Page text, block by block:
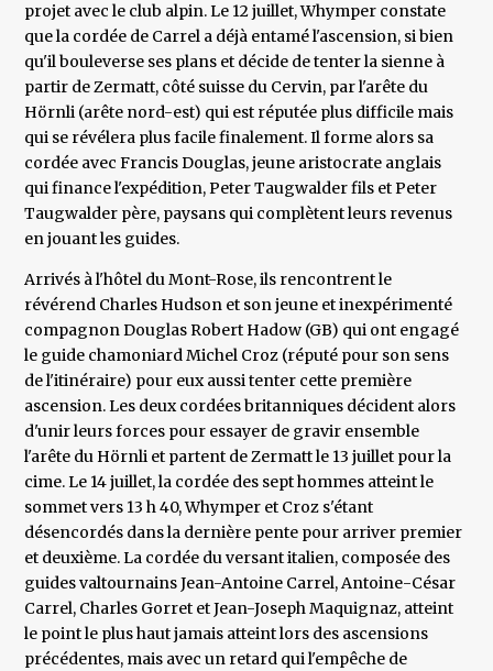
projet avec le club alpin. Le 12 juillet, Whymper constate
que la cordée de Carrel a déjà entamé l'ascension, si bien
qu'il bouleverse ses plans et décide de tenter la sienne à
partir de Zermatt, côté suisse du Cervin, par l'arête du
Hörnli (arête nord-est) qui est réputée plus difficile mais
qui se révélera plus facile finalement. Il forme alors sa
cordée avec Francis Douglas, jeune aristocrate anglais
qui finance l'expédition, Peter Taugwalder fils et Peter
Taugwalder père, paysans qui complètent leurs revenus
en jouant les guides.
Arrivés à l'hôtel du Mont-Rose, ils rencontrent le
révérend Charles Hudson et son jeune et inexpérimenté
compagnon Douglas Robert Hadow (GB) qui ont engagé
le guide chamoniard Michel Croz (réputé pour son sens
de l'itinéraire) pour eux aussi tenter cette première
ascension. Les deux cordées britanniques décident alors
d'unir leurs forces pour essayer de gravir ensemble
l'arête du Hörnli et partent de Zermatt le 13 juillet pour la
cime. Le 14 juillet, la cordée des sept hommes atteint le
sommet vers 13 h 40, Whymper et Croz s'étant
désencordés dans la dernière pente pour arriver premier
et deuxième. La cordée du versant italien, composée des
guides valtournains Jean-Antoine Carrel, Antoine-César
Carrel, Charles Gorret et Jean-Joseph Maquignaz, atteint
le point le plus haut jamais atteint lors des ascensions
précédentes, mais avec un retard qui l'empêche de